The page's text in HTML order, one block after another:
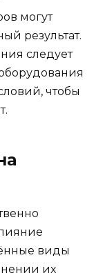
могут
результат.
следует
чтобы
виды
их